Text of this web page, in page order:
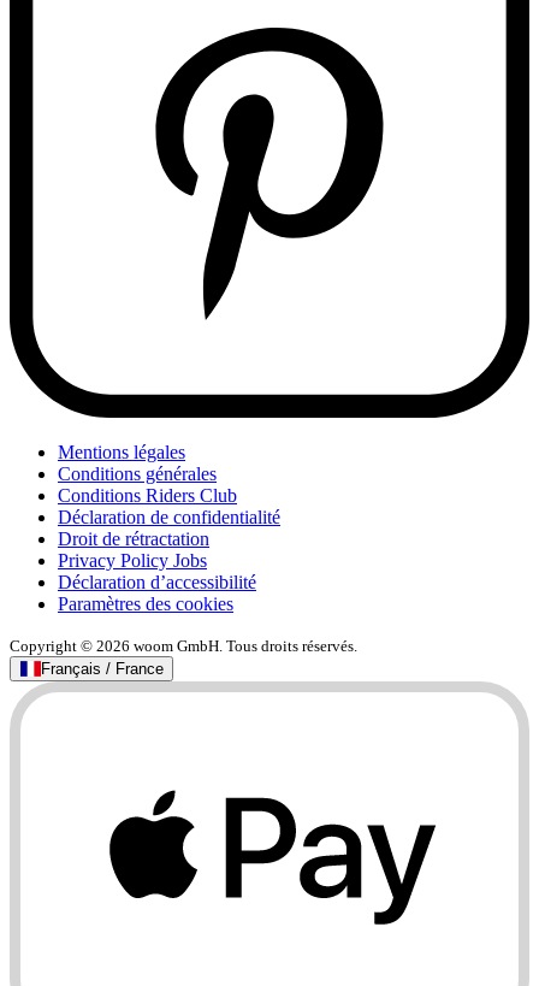
Mentions légales
Conditions générales
Conditions Riders Club
Déclaration de confidentialité
Droit de rétractation
Privacy Policy Jobs
Déclaration d’accessibilité
Paramètres des cookies
Copyright © 2026 woom GmbH. Tous droits réservés.
Français / France